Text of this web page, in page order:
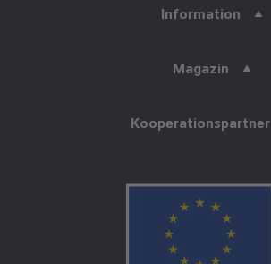
Information
Magazin
Kooperationspartner